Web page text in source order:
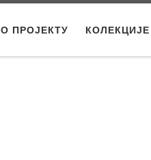
О ПРОЈЕКТУ КОЛЕКЦИЈЕ